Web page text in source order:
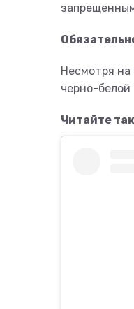
Несмотря на
черно-белой
Читайте